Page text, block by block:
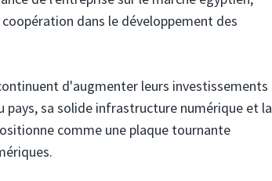
dans le développement des
d'augmenter leurs investissements
sa solide infrastructure numérique et la
comme une plaque tournante